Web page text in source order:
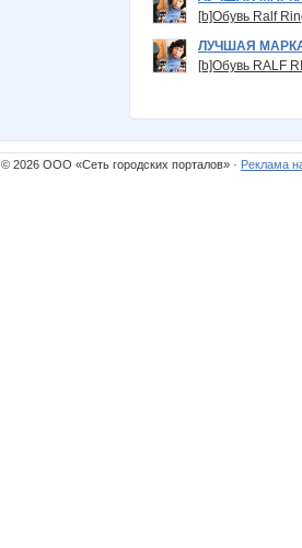
[b]Обувь Ralf
ЛУЧШАЯ
[b]Обувь RALF
© 2026 ООО «Сеть городских порталов» · Реклама